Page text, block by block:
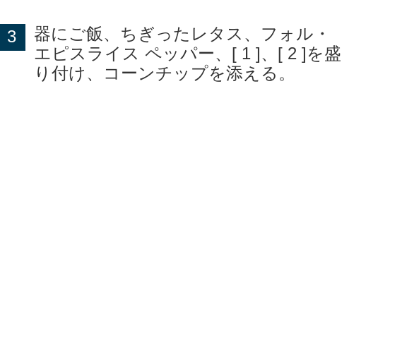
器にご飯、ちぎったレタス、フォル・
エピスライス ペッパー、[ 1 ]、[ 2 ]を盛
り付け、コーンチップを添える。